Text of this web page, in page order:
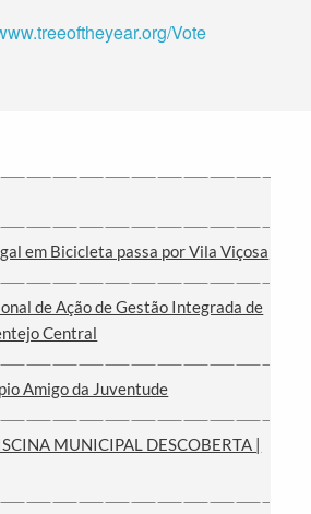
Vote
em Bicicleta passa por Vila Viçosa
de Ação de Gestão Integrada de
Central
Amigo da Juventude
MUNICIPAL DESCOBERTA |